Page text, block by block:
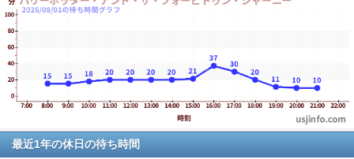
最近1年の休日の待ち時間